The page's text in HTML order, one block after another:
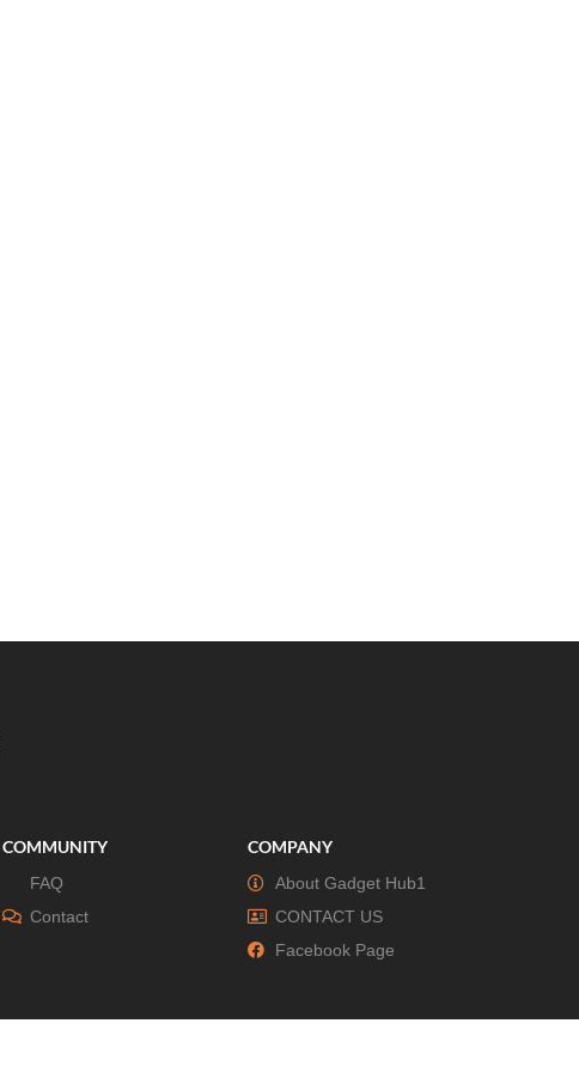
COMMUNITY
FAQ
Contact
COMPANY
About Gadget Hub1
CONTACT US
Facebook Page